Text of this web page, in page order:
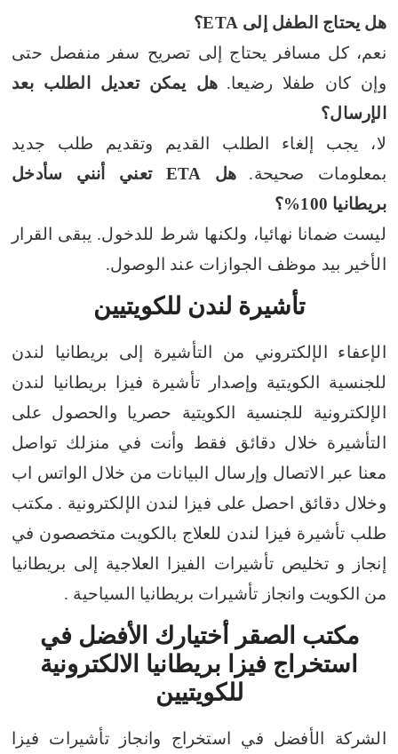
هل يحتاج الطفل إلى ETA؟
نعم، كل مسافر يحتاج إلى تصريح سفر منفصل حتى
وإن كان طفلا رضيعا. هل يمكن تعديل الطلب بعد
الإرسال؟
لا، يجب إلغاء الطلب القديم وتقديم طلب جديد
بمعلومات صحيحة.
هل ETA تعني أنني سأدخل
بريطانيا 100%؟
ليست ضمانا نهائيا، ولكنها شرط للدخول. يبقى القرار
الأخير بيد موظف الجوازات عند الوصول.
تأشيرة لندن للكويتيين
الإعفاء الإلكتروني من التأشيرة إلى بريطانيا لندن
للجنسية الكويتية وإصدار تأشيرة فيزا بريطانيا لندن
الإلكترونية للجنسية الكويتية حصريا والحصول على
التأشيرة خلال دقائق فقط وأنت في منزلك تواصل
معنا عبر الاتصال وإرسال البيانات من خلال الواتس اب
وخلال دقائق احصل على فيزا لندن الإلكترونية . مكتب
طلب تأشيرة فيزا لندن للعلاج بالكويت متخصصون في
إنجاز و تخليص تأشيرات الفيزا العلاجية إلى بريطانيا
من الكويت وانجاز تأشيرات بريطانيا السياحية .
مكتب الصقر أختيارك الأفضل في
استخراج فيزا بريطانيا الالكترونية
للكويتيين
الشركة الأفضل في استخراج وانجاز تأشيرات فيزا